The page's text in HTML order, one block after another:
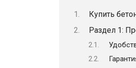
Купить
Раздел 1: